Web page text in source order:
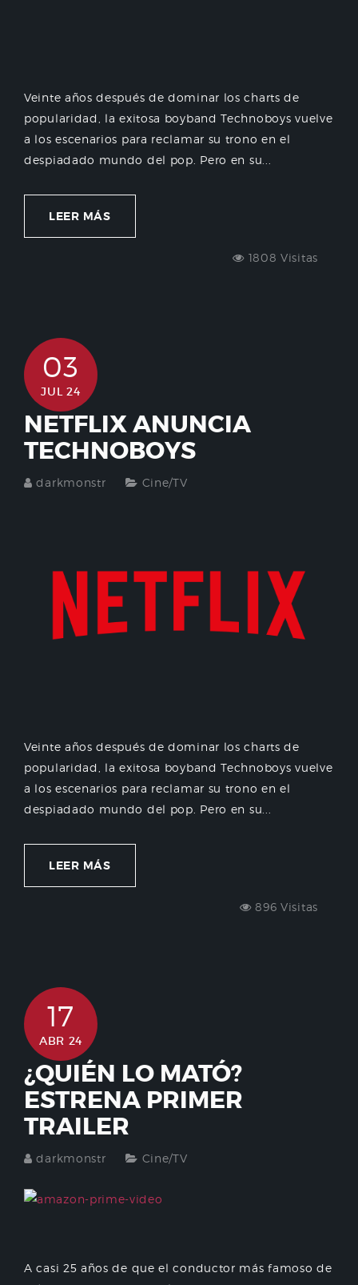
Veinte años después de dominar los charts de
popularidad, la exitosa boyband Technoboys vuelve
a los escenarios para reclamar su trono en el
despiadado mundo del pop. Pero en su...
LEER MÁS
1808 Visitas
03
JUL 24
NETFLIX ANUNCIA
TECHNOBOYS
darkmonstr Cine/TV
Veinte años después de dominar los charts de
popularidad, la exitosa boyband Technoboys vuelve
a los escenarios para reclamar su trono en el
despiadado mundo del pop. Pero en su...
LEER MÁS
896 Visitas
17
ABR 24
¿QUIÉN LO MATÓ?
ESTRENA PRIMER
TRAILER
darkmonstr Cine/TV
A casi 25 años de que el conductor más famoso de